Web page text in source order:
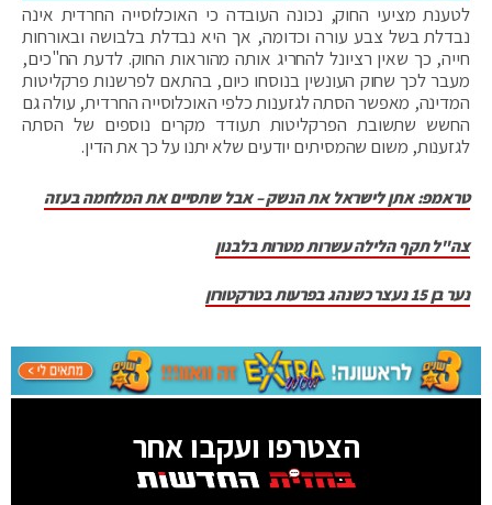
לטענת מציעי החוק, נכונה העובדה כי האוכלוסייה החרדית אינה
נבדלת בשל צבע עורה וכדומה, אך היא נבדלת בלבושה ובאורחות
חייה, כך שאין רציונל להחריג אותה מהוראות החוק. לדעת הח"כים,
מעבר לכך שחוק העונשין בנוסחו כיום, בהתאם לפרשנות פרקליטות
המדינה, מאפשר הסתה לגזענות כלפי האוכלוסייה החרדית, עולה גם
החשש שתשובת הפרקליטות תעודד מקרים נוספים של הסתה
לגזענות, משום שהמסיתים יודעים שלא יתנו על כך את הדין.
טראמפ: אתן לישראל את הנשק – אבל שתסיים את המלחמה בעזה
צה"ל תקף הלילה עשרות מטרות בלבנון
נער בן 15 נעצר כשנהג בפרעות בטרקטורון
הצטרפו ועקבו אחר